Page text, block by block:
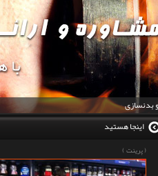
بدنسازی
اینجا هستید
(پرینت )